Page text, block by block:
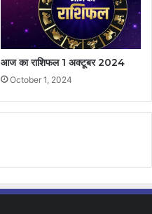
आज का राशिफल 1 अक्टूबर 2024
October 1, 2024